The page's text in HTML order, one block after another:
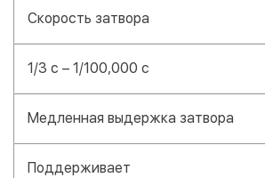
Скорость затвора
1/3 с – 1/100,000 с
Медленная выдержка затвора
Поддерживает